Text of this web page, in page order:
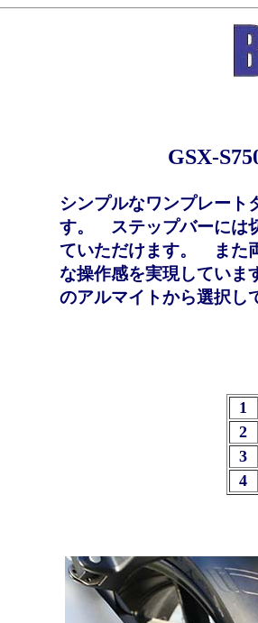
GSX-
シンプルなワンプレート
す。 ステップバーには
ていただけます。 また
な操作感を実現してい
のアルマイトから選択し
1
2
3
4